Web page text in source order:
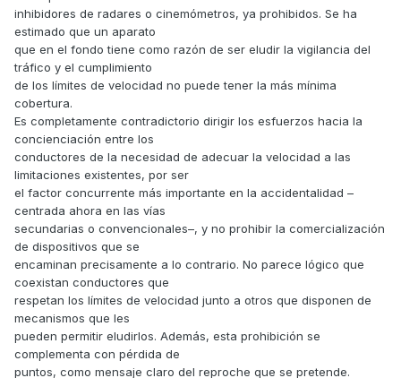
inhibidores de radares o cinemómetros, ya prohibidos. Se ha
estimado que un aparato
que en el fondo tiene como razón de ser eludir la vigilancia del
tráfico y el cumplimiento
de los límites de velocidad no puede tener la más mínima
cobertura.
Es completamente contradictorio dirigir los esfuerzos hacia la
concienciación entre los
conductores de la necesidad de adecuar la velocidad a las
limitaciones existentes, por ser
el factor concurrente más importante en la accidentalidad –
centrada ahora en las vías
secundarias o convencionales–, y no prohibir la comercialización
de dispositivos que se
encaminan precisamente a lo contrario. No parece lógico que
coexistan conductores que
respetan los límites de velocidad junto a otros que disponen de
mecanismos que les
pueden permitir eludirlos. Además, esta prohibición se
complementa con pérdida de
puntos, como mensaje claro del reproche que se pretende.